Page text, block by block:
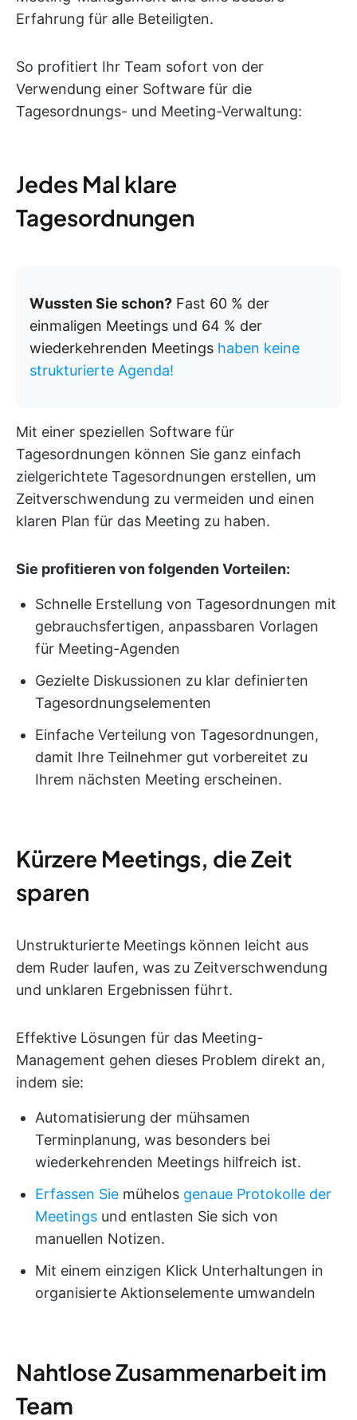
Erfahrung für alle Beteiligten.
So profitiert Ihr Team sofort von der
Verwendung einer Software für die
Tagesordnungs- und Meeting-Verwaltung:
Jedes Mal klare
Tagesordnungen
Wussten Sie schon? Fast 60 % der
einmaligen Meetings und 64 % der
wiederkehrenden Meetings haben keine
strukturierte Agenda!
Mit einer speziellen Software für
Tagesordnungen können Sie ganz einfach
zielgerichtete Tagesordnungen erstellen, um
Zeitverschwendung zu vermeiden und einen
klaren Plan für das Meeting zu haben.
Sie profitieren von folgenden Vorteilen:
Schnelle Erstellung von Tagesordnungen mit
gebrauchsfertigen, anpassbaren Vorlagen
für Meeting-Agenden
Gezielte Diskussionen zu klar definierten
Tagesordnungselementen
Einfache Verteilung von Tagesordnungen,
damit Ihre Teilnehmer gut vorbereitet zu
Ihrem nächsten Meeting erscheinen.
Kürzere Meetings, die Zeit
sparen
Unstrukturierte Meetings können leicht aus
dem Ruder laufen, was zu Zeitverschwendung
und unklaren Ergebnissen führt.
Effektive Lösungen für das Meeting-
Management gehen dieses Problem direkt an,
indem sie:
Automatisierung der mühsamen
Terminplanung, was besonders bei
wiederkehrenden Meetings hilfreich ist.
Erfassen Sie mühelos genaue Protokolle der
Meetings und entlasten Sie sich von
manuellen Notizen.
Mit einem einzigen Klick Unterhaltungen in
organisierte Aktionselemente umwandeln
Nahtlose Zusammenarbeit im
Team